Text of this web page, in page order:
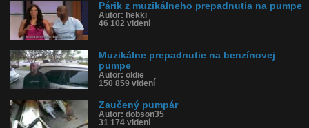
Komentárov: 42
Dľžka: 0:29
Kategória: šokujúce
Tagy: udri poriadne, bitku, zbili chlapa, zbili muža, zmlátili ho,
afričania, palicami, zbili ho, benzínka, černosi, po papuli,
instantná karma, neser koho neoznáš
História sledovanosti videa:
Párik z muzikálneho prepadnutia na pumpe
Autor: hekki
46 102 videní
Muzikálne prepadnutie na benzínovej
pumpe
Autor: oldie
150 859 videní
Zaučený pumpár
Autor: dobson35
31 174 videní